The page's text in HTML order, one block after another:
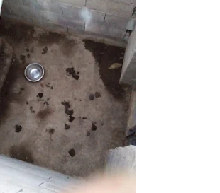
ANIMALES EN EL "DÍA NACIONAL
DEL PERRO"